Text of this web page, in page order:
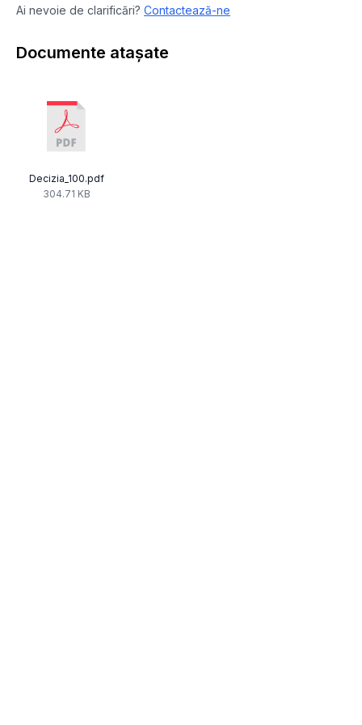
Ai nevoie de clarificări? Contactează-ne
Documente atașate
Decizia_100.pdf
304.71 KB